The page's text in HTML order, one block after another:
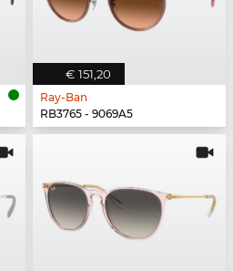
€ 151,20
Ray-Ban
RB3765 - 9069A5